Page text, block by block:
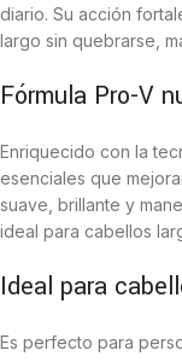
diario. Su acción
largo sin quebrarse,
Fórmula Pro-V
Enriquecido con la
esenciales que
suave, brillante y
ideal para cabellos
Ideal para
Es perfecto para